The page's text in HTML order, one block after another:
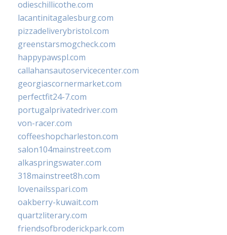
odieschillicothe.com
lacantinitagalesburg.com
pizzadeliverybristol.com
greenstarsmogcheck.com
happypawspl.com
callahansautoservicecenter.com
georgiascornermarket.com
perfectfit24-7.com
portugalprivatedriver.com
von-racer.com
coffeeshopcharleston.com
salon104mainstreet.com
alkaspringswater.com
318mainstreet8h.com
lovenailsspari.com
oakberry-kuwait.com
quartzliterary.com
friendsofbroderickpark.com